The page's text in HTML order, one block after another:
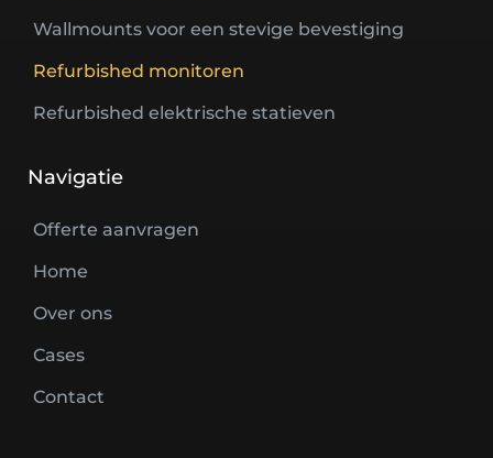
Wallmounts voor een stevige bevestiging
Refurbished monitoren
Refurbished elektrische statieven
Navigatie
Offerte aanvragen
Home
Over ons
Cases
Contact